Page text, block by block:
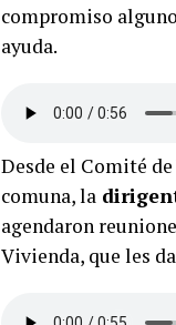
compromiso
ayuda.
Desde el Comité
comuna, la
agendaron
Vivienda, que les